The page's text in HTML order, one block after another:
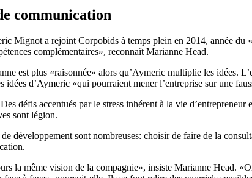
communication
Mignot a rejoint Corpobids à temps plein en 2014, année
complémentaires», reconnaît Marianne Head.
est plus «raisonnée» alors qu’Aymeric multiplie les idées.
idées d’Aymeric «qui pourraient mener l’entreprise sur une
défis accentués par le stress inhérent à la vie
sont légion.
développement sont nombreuses: choisir de faire de la
la même vision de la compagnie», insiste Marianne Head.